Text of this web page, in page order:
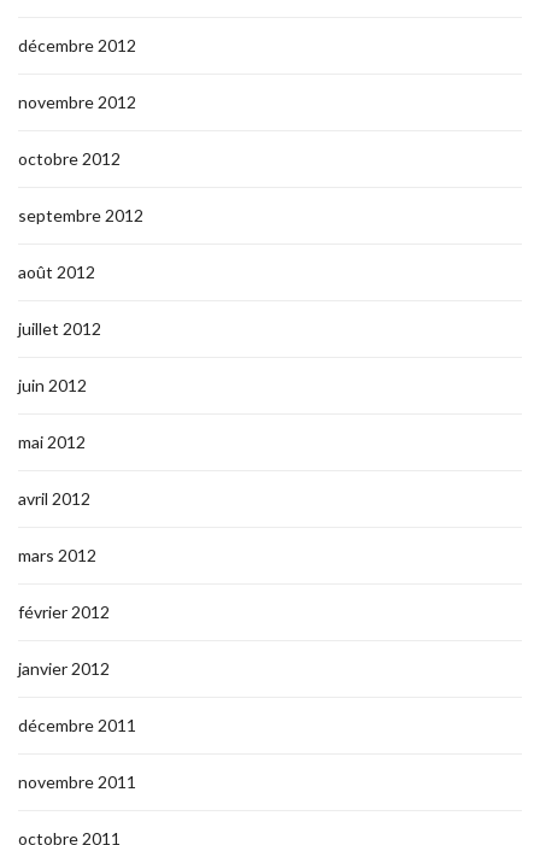
décembre 2012
novembre 2012
octobre 2012
septembre 2012
août 2012
juillet 2012
juin 2012
mai 2012
avril 2012
mars 2012
février 2012
janvier 2012
décembre 2011
novembre 2011
octobre 2011